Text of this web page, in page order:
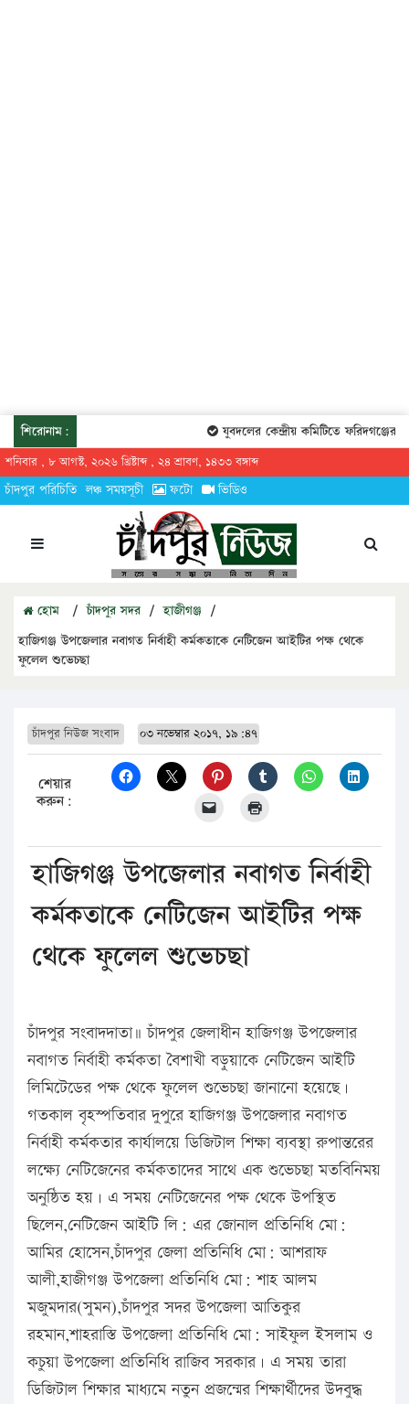
শিরোনাম: যুবদলের কেন্দ্রীয় কমিটিতে ফরিদগঞ্জের
শনিবার , ৮ আগস্ট, ২০২৬ খ্রিষ্টাব্দ , ২৪ শ্রাবণ, ১৪৩৩ বঙ্গাব্দ
চাঁদপুর পরিচিতি লঞ্চ সময়সূচী ফটো ভিডিও
হোম / চাঁদপুর সদর / হাজীগঞ্জ /
হাজিগঞ্জ উপজেলার নবাগত নির্বাহী কর্মকতাকে নেটিজেন আইটির পক্ষ থেকে
ফুলেল শুভেচছা
চাঁদপুর নিউজ সংবাদ ০৩ নভেম্বার ২০১৭, ১৯:৪৭
শেয়ার
করুন:
হাজিগঞ্জ উপজেলার নবাগত নির্বাহী
কর্মকতাকে নেটিজেন আইটির পক্ষ
থেকে ফুলেল শুভেচছা
চাঁদপুর সংবাদদাতা॥ চাঁদপুর জেলাধীন হাজিগঞ্জ উপজেলার
নবাগত নির্বাহী কর্মকতা বৈশাখী বড়ুয়াকে নেটিজেন আইটি
লিমিটেডের পক্ষ থেকে ফুলেল শুভেচছা জানানো হয়েছে।
গতকাল বৃহস্পতিবার দুপুরে হাজিগঞ্জ উপজেলার নবাগত
নির্বাহী কর্মকতার কার্যালয়ে ডিজিটাল শিক্ষা ব্যবস্থা রুপান্তরের
লক্ষ্যে নেটিজেনের কর্মকতাদের সাথে এক শুভেচছা মতবিনিময়
অনুষ্ঠিত হয়। এ সময় নেটিজেনের পক্ষ থেকে উপস্থিত
ছিলেন,নেটিজেন আইটি লি: এর জোনাল প্রতিনিধি মো:
আমির হোসেন,চাঁদপুর জেলা প্রতিনিধি মো: আশরাফ
আলী,হাজীগঞ্জ উপজেলা প্রতিনিধি মো: শাহ আলম
মজুমদার(সুমন),চাঁদপুর সদর উপজেলা আতিকুর
রহমান,শাহরাস্তি উপজেলা প্রতিনিধি মো: সাইফুল ইসলাম ও
কচুয়া উপজেলা প্রতিনিধি রাজিব সরকার। এ সময় তারা
ডিজিটাল শিক্ষার মাধ্যমে নতুন প্রজন্মের শিক্ষার্থীদের উদবুদ্ধ